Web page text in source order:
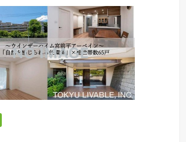
可否は任意です。
物プラン例」が表記してある時、そのプラン例は特定の建築請
請負会社以外で建てた場合、同様のものが同価格で建てられる
会社を特定するものではありません。
土地に建築する建物の建築請負契約が、一定期間内に成立する
地のことをいいます。建築請負契約成立に向けて設計プランを
己の希望する建物の設計協議をするために必要な相当の期間の
内で希望を満たすプランが実現できたかどうかにより結論を出
3ヶ月程度とされています。納得のいくプランが出来ず、建築請
売買契約は白紙に戻り、土地契約にかかった代金（土地代金、
関わらず、全て返却されます。
物件においては「消費税を除いた建物価格」と「土地価格」の